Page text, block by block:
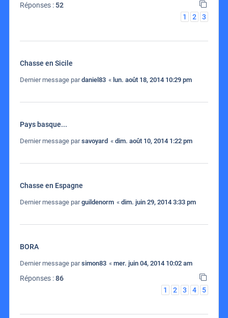
Réponses :52
1
2 3
Chasse en Sicile
Dernier message pardaniel83 « lun. août 18, 2014 10:29 pm
Pays basque...
Dernier message parsavoyard « dim. août 10, 2014 1:22 pm
Chasse en Espagne
Dernier message parguildenorm « dim. juin 29, 2014 3:33 pm
BORA
Dernier message parsimon83 « mer. juin 04, 2014 10:02 am
Réponses :86
1
2 3 4 5